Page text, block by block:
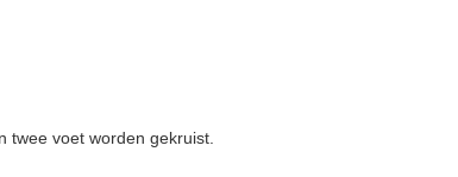
twee voet worden gekruist.